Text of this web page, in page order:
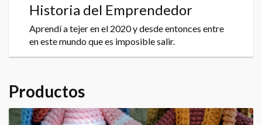
Historia del Emprendedor
Aprendí a tejer en el 2020 y desde entonces entre
en este mundo que es imposible salir.
Productos